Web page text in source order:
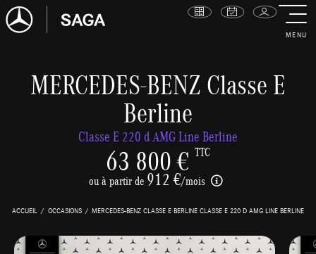
MENU
MERCEDES-BENZ Classe E
Berline
Classe E 220 d AMG Line Berline
63 800 € TTC
ou à partir de 912 €/mois
ACCUEIL OCCASIONS MERCEDES-BENZ CLASSE E BERLINE CLASSE E 220 D AMG LINE BERLINE